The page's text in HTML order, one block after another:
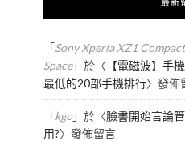
「Sony Xperia XZ1
Space」於〈 【電磁波】手
最低的20部手機排行〉發佈
「kgo」於〈臉書開始言論
用?〉發佈留言